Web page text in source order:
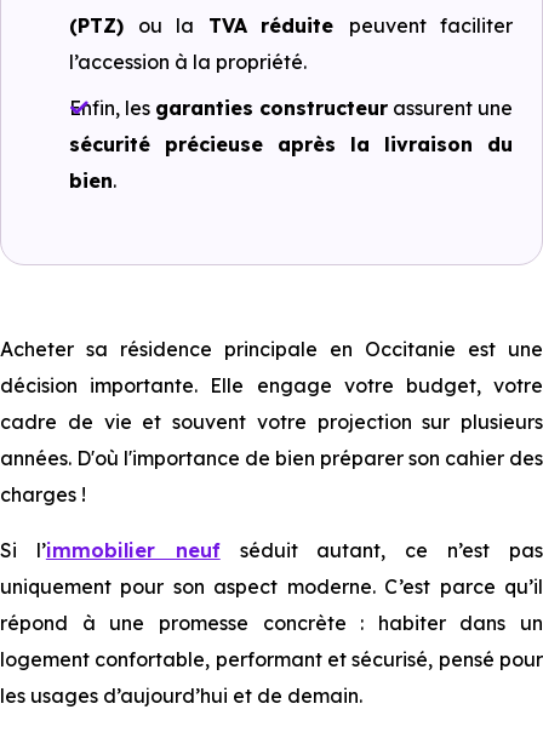
(PTZ) ou la TVA réduite peuvent faciliter
l’accession à la propriété.
Enfin, les garanties constructeur assurent une
sécurité précieuse après la livraison du
bien.
Acheter sa résidence principale en Occitanie est une
décision importante. Elle engage votre budget, votre
cadre de vie et souvent votre projection sur plusieurs
années. D'où l'importance de bien préparer son cahier des
charges !
Si l’immobilier neufséduit autant, ce n’est pas
uniquement pour son aspect moderne. C’est parce qu’il
répond à une promesse concrète : habiter dans un
logement confortable, performant et sécurisé, pensé pour
les usages d’aujourd’hui et de demain.